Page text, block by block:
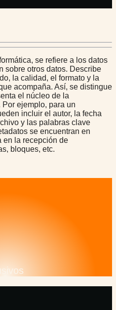
se refiere a los datos
sobre otros datos. Describe
la calidad, el formato y la
acompaña. Así, se distingue
el núcleo de la
ejemplo, para un
incluir el autor, la fecha
y las palabras clave
se encuentran en
en la recepción de
bloques, etc.